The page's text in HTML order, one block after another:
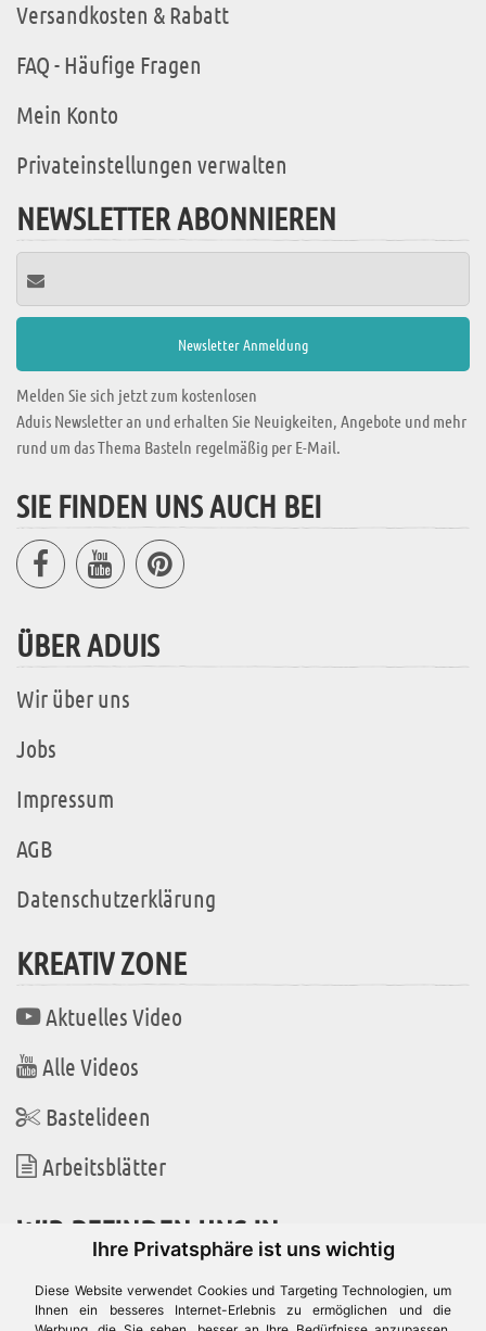
Ihre Privatsphäre ist uns wichtig
Diese Website verwendet Cookies und Targeting Technologien, um
Ihnen ein besseres Internet-Erlebnis zu ermöglichen und die
Versandkosten & Rabatt
FAQ - Häufige Fragen
Mein Konto
Privateinstellungen verwalten
NEWSLETTER ABONNIEREN
Melden Sie sich jetzt zum kostenlosen
Aduis Newsletter an und erhalten Sie Neuigkeiten, Angebote und mehr
rund um das Thema Basteln regelmäßig per E-Mail.
SIE FINDEN UNS AUCH BEI
ÜBER ADUIS
Wir über uns
Jobs
Impressum
AGB
Datenschutzerklärung
KREATIV ZONE
Aktuelles Video
Alle Videos
Bastelideen
Arbeitsblätter
WIR BEFINDEN UNS IN